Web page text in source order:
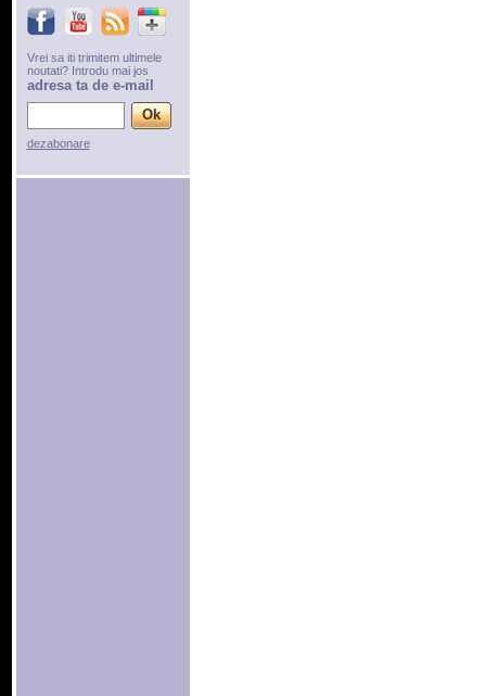
Vrei sa iti trimitem ultimele
noutati? Introdu mai jos
adresa ta de e-mail
dezabonare